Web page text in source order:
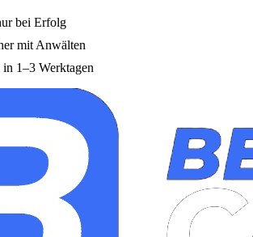
bei Erfolg
mit Anwälten
1–3 Werktagen